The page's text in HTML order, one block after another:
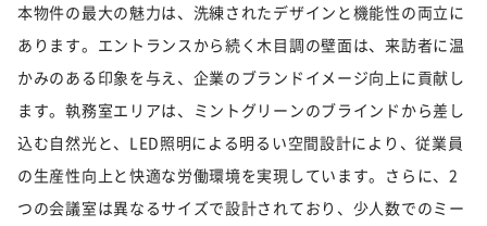
本物件の最大の魅力は、洗練されたデザインと機能性の両立に
あります。エントランスから続く木目調の壁面は、来訪者に温
かみのある印象を与え、企業のブランドイメージ向上に貢献し
ます。執務室エリアは、ミントグリーンのブラインドから差し
込む自然光と、LED照明による明るい空間設計により、従業員
の生産性向上と快適な労働環境を実現しています。さらに、2
つの会議室は異なるサイズで設計されており、少人数でのミー